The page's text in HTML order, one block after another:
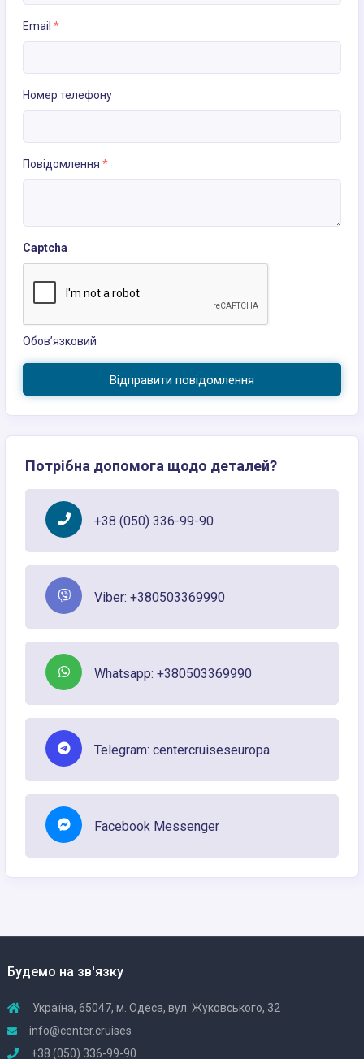
Email *
Номер телефону
Повідомлення *
Captcha
Обов’язковий
Відправити повідомлення
Потрібна допомога щодо деталей?
+38 (050) 336-99-90
Viber: +380503369990
Whatsapp: +380503369990
Telegram: centercruiseseuropa
Facebook Messenger
Будемо на зв'язку
Україна, 65047, м. Одеса, вул. Жуковського, 32
info@center.cruises
+38 (050) 336-99-90